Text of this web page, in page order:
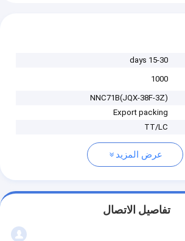
15-30 days
1000
NNC71B(JQX-38F-3Z)
Export packing
TT/LC
عرض المزيد
تفاصيل الاتصال